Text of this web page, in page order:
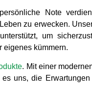
Note
zu erwecken.
um
eigenes kümmern.
. Mit einer
uns, die